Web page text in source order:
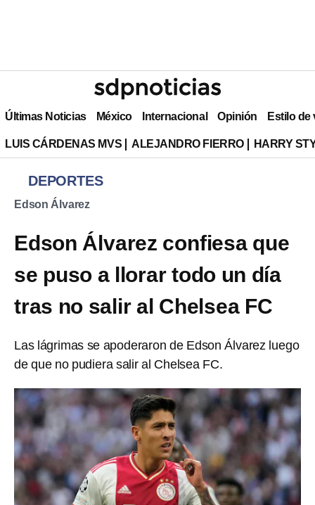
Últimas Noticias México Internacional Opinión Estilo de
LUIS CÁRDENAS MVS ALEJANDRO FIERRO HARRY
DEPORTES
Edson Álvarez
Edson Álvarez confiesa que
se puso a llorar todo un día
tras no salir al Chelsea FC
Las lágrimas se apoderaron de Edson Álvarez luego
de que no pudiera salir al Chelsea FC.